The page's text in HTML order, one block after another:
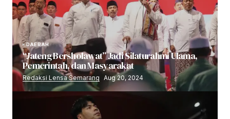
DAERAH
“Jateng Bersholawat” Jadi Silaturahmi Ulama,
Pemerintah, dan Masyarakat
Redaksi Lensa Semarang Aug 20, 2024